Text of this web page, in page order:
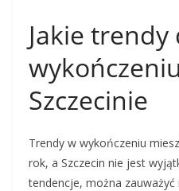
Jakie
Szczecinie
Trendy w wykończeniu
rok, a Szczecin nie jest
tendencje, można